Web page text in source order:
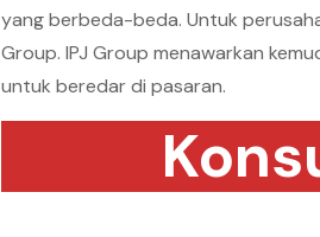
yang berbeda-beda. Untuk
Group. IPJ Group menawarkan
untuk beredar di pasaran.